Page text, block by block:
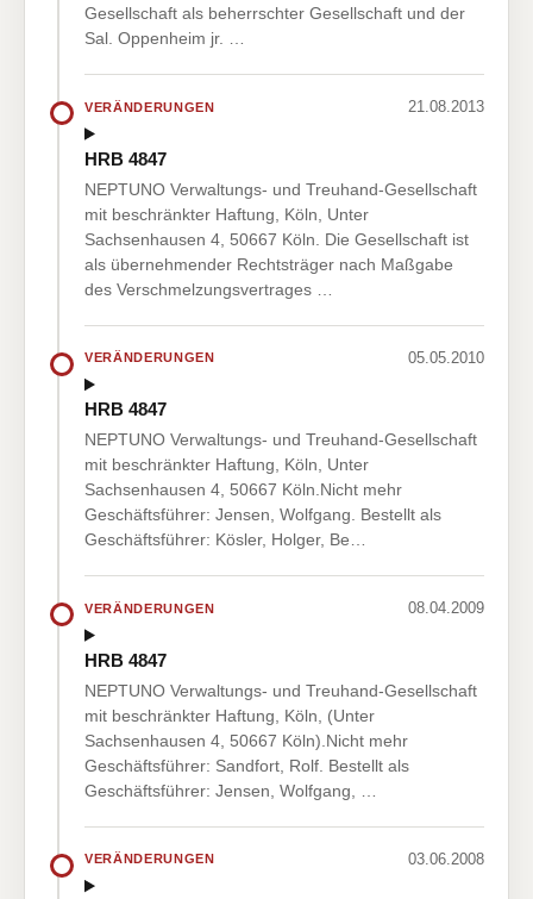
Gesellschaft als beherrschter Gesellschaft und der
Sal. Oppenheim jr. …
VERÄNDERUNGEN 21.08.2013
HRB 4847
NEPTUNO Verwaltungs- und Treuhand-Gesellschaft
mit beschränkter Haftung, Köln, Unter
Sachsenhausen 4, 50667 Köln. Die Gesellschaft ist
als übernehmender Rechtsträger nach Maßgabe
des Verschmelzungsvertrages …
VERÄNDERUNGEN 05.05.2010
HRB 4847
NEPTUNO Verwaltungs- und Treuhand-Gesellschaft
mit beschränkter Haftung, Köln, Unter
Sachsenhausen 4, 50667 Köln.Nicht mehr
Geschäftsführer: Jensen, Wolfgang. Bestellt als
Geschäftsführer: Kösler, Holger, Be…
VERÄNDERUNGEN 08.04.2009
HRB 4847
NEPTUNO Verwaltungs- und Treuhand-Gesellschaft
mit beschränkter Haftung, Köln, (Unter
Sachsenhausen 4, 50667 Köln).Nicht mehr
Geschäftsführer: Sandfort, Rolf. Bestellt als
Geschäftsführer: Jensen, Wolfgang, …
VERÄNDERUNGEN 03.06.2008